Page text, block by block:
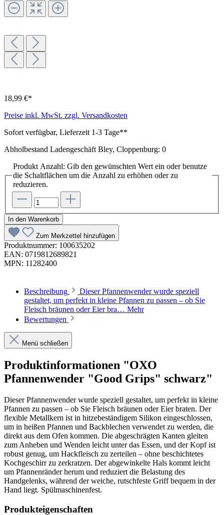
18,99 €*
Preise inkl. MwSt. zzgl. Versandkosten
Sofort verfügbar, Lieferzeit 1-3 Tage**
Abholbestand Ladengeschäft Bley, Cloppenburg: 0
Produkt Anzahl: Gib den gewünschten Wert ein oder benutze
die Schaltflächen um die Anzahl zu erhöhen oder zu
reduzieren.
In den Warenkorb
Zum Merkzettel hinzufügen
Produktnummer: 100635202
EAN: 0719812689821
MPN: 11282400
Beschreibung
Dieser Pfannenwender wurde speziell
gestaltet, um perfekt in kleine Pfannen zu passen – ob Sie
Fleisch bräunen oder Eier bra… Mehr
Bewertungen
Menü schließen
Produktinformationen "OXO
Pfannenwender "Good Grips" schwarz"
Dieser Pfannenwender wurde speziell gestaltet, um perfekt in kleine
Pfannen zu passen – ob Sie Fleisch bräunen oder Eier braten. Der
flexible Metallkern ist in hitzebeständigem Silikon eingeschlossen,
um in heißen Pfannen und Backblechen verwendet zu werden, die
direkt aus dem Ofen kommen. Die abgeschrägten Kanten gleiten
zum Anheben und Wenden leicht unter das Essen, und der Kopf ist
robust genug, um Hackfleisch zu zerteilen – ohne beschichtetes
Kochgeschirr zu zerkratzen. Der abgewinkelte Hals kommt leicht
um Pfannenränder herum und reduziert die Belastung des
Handgelenks, während der weiche, rutschfeste Griff bequem in der
Hand liegt. Spülmaschinenfest.
Produkteigenschaften